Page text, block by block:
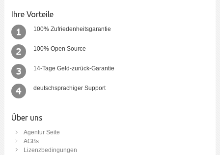
Ihre Vorteile
100% Zufriedenheitsgarantie
100% Open Source
14-Tage Geld-zurück-Garantie
deutschsprachiger Support
Über uns
Agentur Seite
AGBs
Lizenzbedingungen